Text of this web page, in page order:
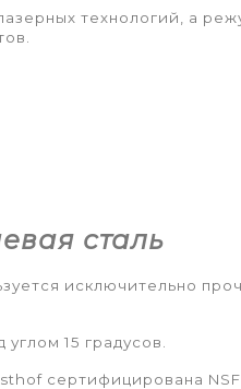
технологий, а
сталь
исключительно
15 градусов.
сертифицирована